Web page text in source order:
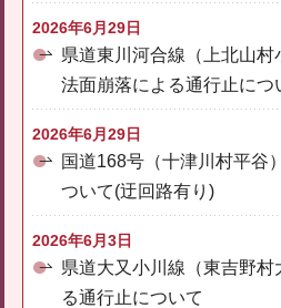
2026年6月29日
県道東川河合線（上北山
法面崩落による通行止につ
2026年6月29日
国道168号（十津川村平谷
ついて(迂回路有り)
2026年6月3日
県道大又小川線（東吉野村
る通行止について